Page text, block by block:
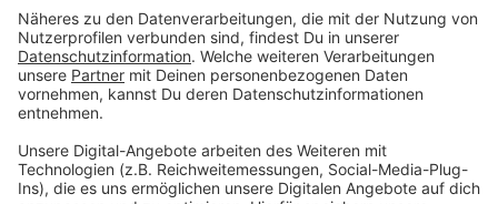
Anzeige
Demo startet am Bilker S-Bahnhof
Anzeige
Die Demonstration beginnt morgen um 16 Uhr am